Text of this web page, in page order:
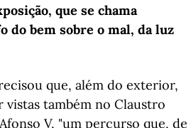
que se chama
do bem sobre o mal, da luz
que, além do exterior,
vistas também no Claustro
V, "um percurso que, de